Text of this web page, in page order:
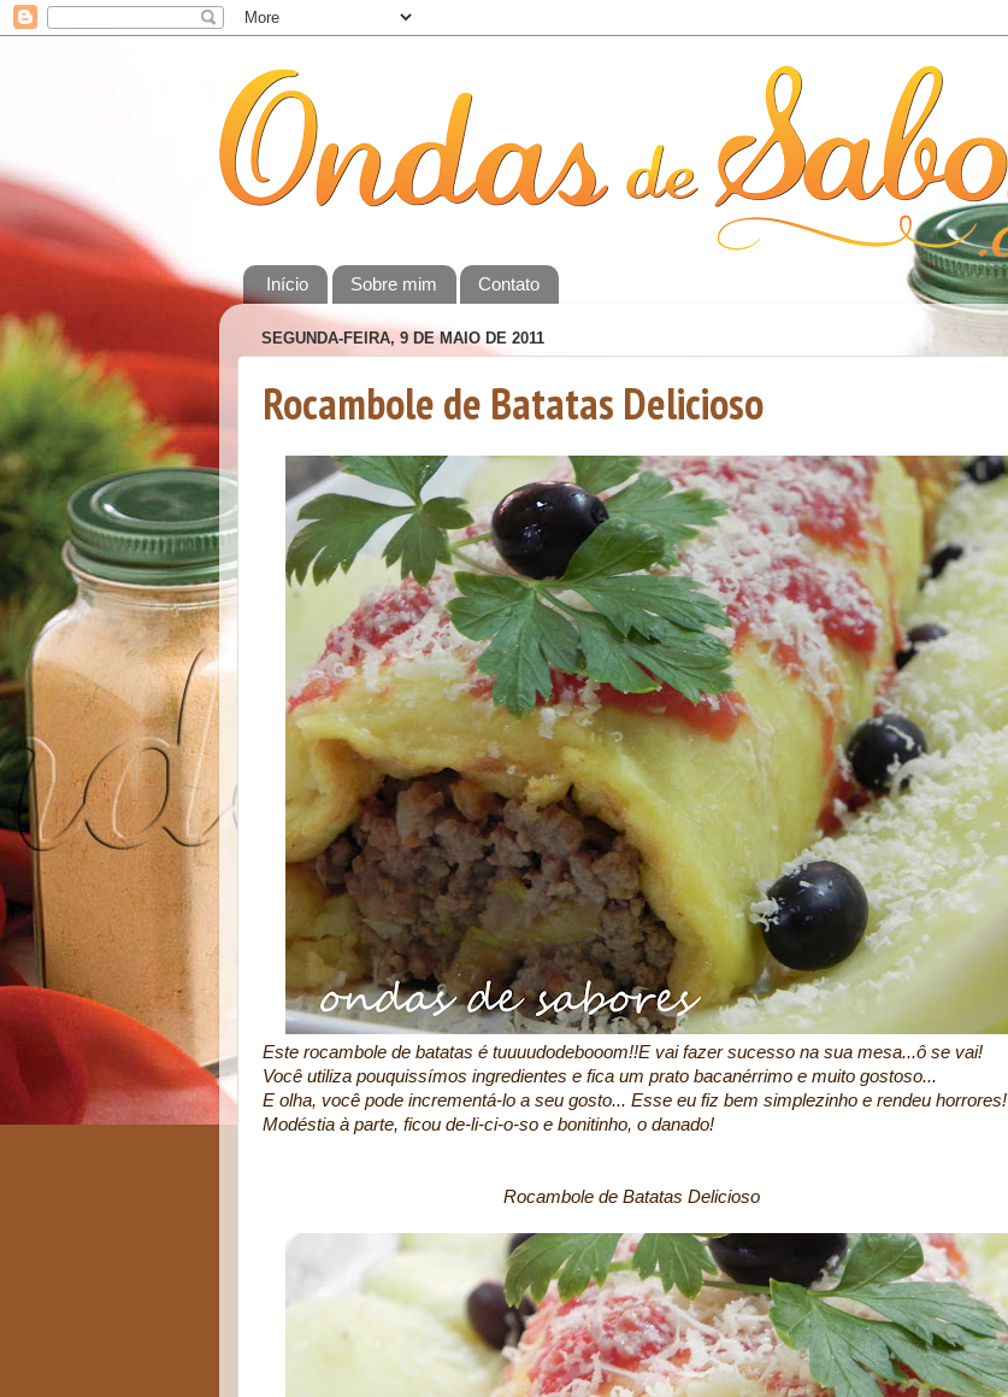
Início Sobre mim Contato
SEGUNDA-FEIRA, 9 DE MAIO DE 2011
Rocambole de Batatas Delicioso
Este rocambole de batatas é tuuuudodebooom!!E vai fazer sucesso na sua mesa...ô se vai!
Você utiliza pouquissímos ingredientes e fica um prato bacanérrimo e muito gostoso...
E olha, você pode incrementá-lo a seu gosto... Esse eu fiz bem simplezinho e rendeu horrores!
Modéstia à parte, ficou de-li-ci-o-so e bonitinho, o danado!
Rocambole de Batatas Delicioso